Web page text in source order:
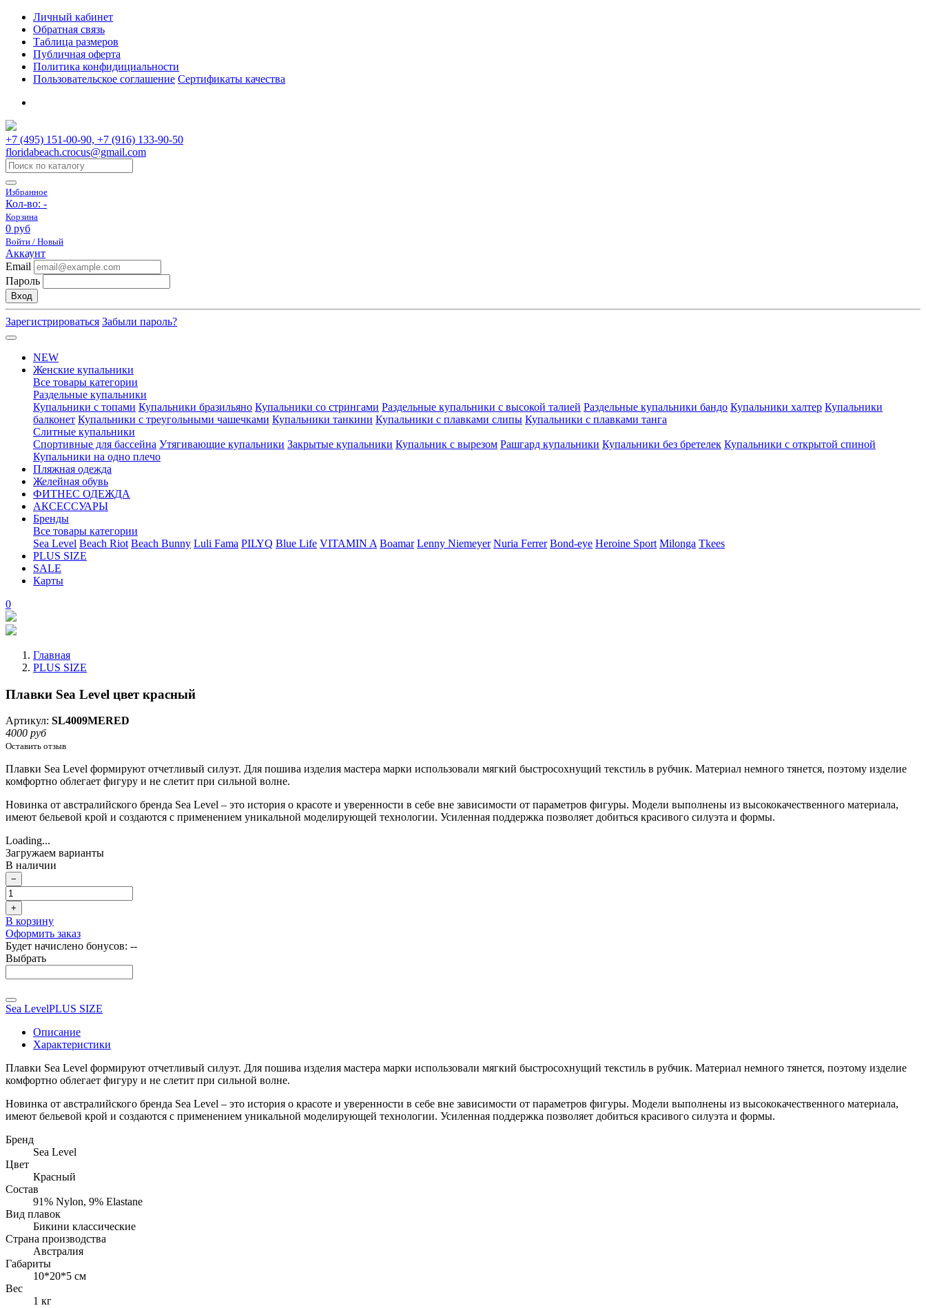
Личный кабинет
Обратная связь
Таблица размеров
Публичная оферта
Политика конфидициальности
Пользовательское соглашение Сертификаты качества
+7 (495) 151-00-90, +7 (916) 133-90-50
floridabeach.crocus@gmail.com
Избранное
Кол-во: -
Корзина
0 руб
Войти / Новый
Аккаунт
Email
Пароль
Вход
Зарегистрироваться Забыли пароль?
NEW
Женские купальники
Все товары категории
Раздельные купальники
Купальники с топами Купальники бразильяно Купальники со стрингами Раздельные купальники с высокой талией Раздельные купальники бандо Купальники халтер Купальники
балконет Купальники с треугольными чашечками Купальники танкини Купальники с плавками слипы Купальники с плавками танга
Слитные купальники
Спортивные для бассейна Утягивающие купальники Закрытые купальники Купальник с вырезом Рашгард купальники Купальники без бретелек Купальники с открытой спиной
Купальники на одно плечо
Пляжная одежда
Желейная обувь
ФИТНЕС ОДЕЖДА
АКСЕССУАРЫ
Бренды
Все товары категории
Sea Level Beach Riot Beach Bunny Luli Fama PILYQ Blue Life VITAMIN A Boamar Lenny Niemeyer Nuria Ferrer Bond-eye Heroine Sport Milonga Tkees
PLUS SIZE
SALE
Карты
0
Главная
PLUS SIZE
Плавки Sea Level цвет красный
Артикул: SL4009MERED
4000 руб
Оставить отзыв
Плавки Sea Level формируют отчетливый силуэт. Для пошива изделия мастера марки использовали мягкий быстросохнущий текстиль в рубчик. Материал немного тянется, поэтому изделие
комфортно облегает фигуру и не слетит при сильной волне.
Новинка от австралийского бренда Sea Level – это история о красоте и уверенности в себе вне зависимости от параметров фигуры. Модели выполнены из высококачественного материала,
имеют бельевой крой и создаются с применением уникальной моделирующей технологии. Усиленная поддержка позволяет добиться красивого силуэта и формы.
Loading...
Загружаем варианты
В наличии
−
+
В корзину
Оформить заказ
Будет начислено бонусов: --
Выбрать
Sea LevelPLUS SIZE
Описание
Характеристики
Плавки Sea Level формируют отчетливый силуэт. Для пошива изделия мастера марки использовали мягкий быстросохнущий текстиль в рубчик. Материал немного тянется, поэтому изделие
комфортно облегает фигуру и не слетит при сильной волне.
Новинка от австралийского бренда Sea Level – это история о красоте и уверенности в себе вне зависимости от параметров фигуры. Модели выполнены из высококачественного материала,
имеют бельевой крой и создаются с применением уникальной моделирующей технологии. Усиленная поддержка позволяет добиться красивого силуэта и формы.
Бренд
Sea Level
Цвет
Красный
Состав
91% Nylon, 9% Elastane
Вид плавок
Бикини классические
Страна производства
Австралия
Габариты
10*20*5 см
Вес
1 кг